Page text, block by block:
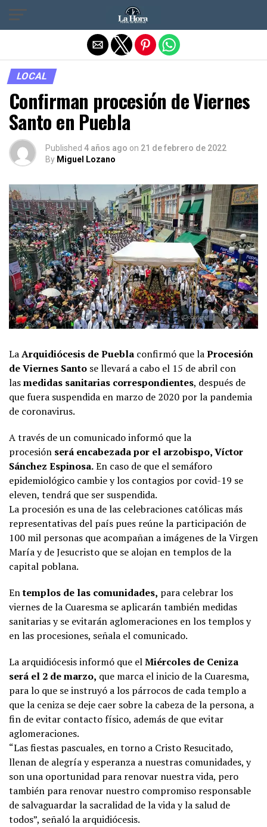
LOCAL
Confirman procesión de Viernes
Santo en Puebla
Published 4 años ago on 21 de febrero de 2022
By Miguel Lozano
LaArquidiócesis de Puebla confirmó que laProcesión
de Viernes Santo se llevará a cabo el 15 de abril con
lasmedidas sanitarias correspondientes, después de
que fuera suspendida en marzo de 2020 por la pandemia
de coronavirus.
A través de un comunicado informó que la
procesión será encabezada por el arzobispo, Víctor
Sánchez Espinosa.En caso de que el semáforo
epidemiológico cambie y los contagios por covid-19 se
eleven, tendrá que ser suspendida.
La procesión es una de las celebraciones católicas más
representativas del país pues reúne la participación de
100 mil personas que acompañan a imágenes de la Virgen
María y de Jesucristo que se alojan en templos de la
capital poblana.
Entemplos de las comunidades, para celebrar los
viernes de la Cuaresma se aplicarán también medidas
sanitarias y se evitarán aglomeraciones en los templos y
en las procesiones, señala el comunicado.
La arquidiócesis informó que elMiércoles de Ceniza
será el 2 de marzo, que marca el inicio de la Cuaresma,
para lo que se instruyó a los párrocos de cada templo a
que la ceniza se deje caer sobre la cabeza de la persona, a
fin de evitar contacto físico, además de que evitar
aglomeraciones.
“Las fiestas pascuales, en torno a Cristo Resucitado,
llenan de alegría y esperanza a nuestras comunidades, y
son una oportunidad para renovar nuestra vida, pero
también para renovar nuestro compromiso responsable
de salvaguardar la sacralidad de la vida y la salud de
todos”, señaló la arquidiócesis.
Salir de la versión móvil